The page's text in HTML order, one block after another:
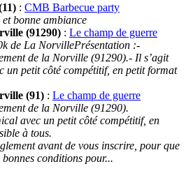
: CMB Barbecue party
bonne ambiance
(91290) : Le champ de guerre
de La NorvillePrésentation :-
de la Norville (91290).- Il s’agit
un petit côté compétitif, en petit format
(91) : Le champ de guerre
de la Norville (91290).
avec un petit côté compétitif, en
à tous.
avant de vous inscrire, pour que
conditions pour...